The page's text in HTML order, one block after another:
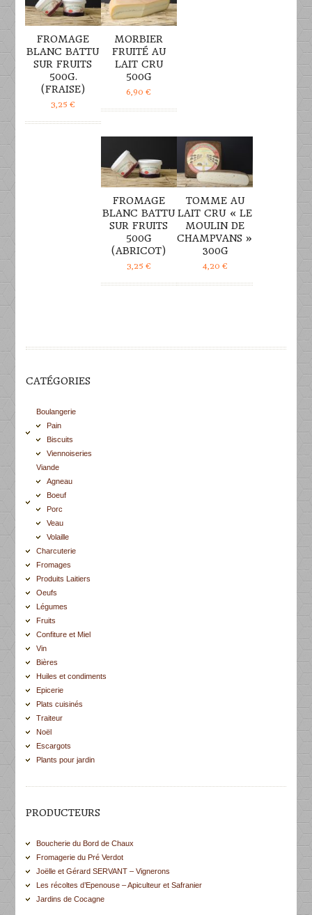
FROMAGE
BLANC BATTU
SUR FRUITS
500G.
(FRAISE)
3,25 €
MORBIER
FRUITÉ AU
LAIT CRU
500G
6,90€
FROMAGE
BLANC BATTU
SUR FRUITS
500G
(ABRICOT)
3,25 €
TOMME AU
LAIT CRU « LE
MOULIN DE
CHAMPVANS »
300G
4,20 €
CATÉGORIES
Boulangerie
Pain
Biscuits
Viennoiseries
Viande
Agneau
Boeuf
Porc
Veau
Volaille
Charcuterie
Fromages
Produits Laitiers
Oeufs
Légumes
Fruits
Confiture et Miel
Vin
Bières
Huiles et condiments
Epicerie
Plats cuisinés
Traiteur
Noël
Escargots
Plants pour jardin
PRODUCTEURS
Boucherie du Bord de Chaux
Fromagerie du Pré Verdot
Joëlle et Gérard SERVANT – Vignerons
Les récoltes d’Epenouse – Apiculteur et Safranier
Jardins de Cocagne